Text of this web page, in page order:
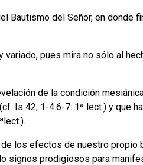
Bautismo del Señor, en donde
pues mira no sólo al
de la condición
Is 42, 1-4.6-7: 1ª lect.) y que
los efectos de nuestro propio
signos prodigiosos para